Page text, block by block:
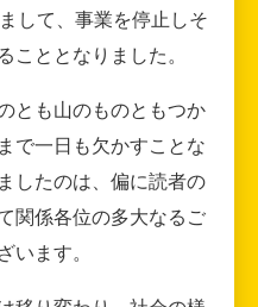
して、事業を停止しそ
こととなりました。
とも山のものともつか
で一日も欠かすことな
したのは、偏に読者の
関係各位の多大なるご
います。